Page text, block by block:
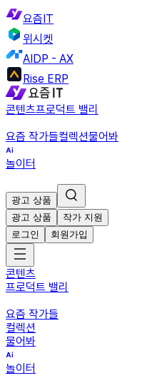
요즘IT
위시켓
AIDP - AX
Rise ERP
콘텐츠프로덕트 밸리
요즘 작가들컬렉션물어봐
놀이터
광고 상품
광고 상품
작가 지원
로그인
회원가입
콘텐츠
프로덕트 밸리
요즘 작가들
컬렉션
물어봐
놀이터